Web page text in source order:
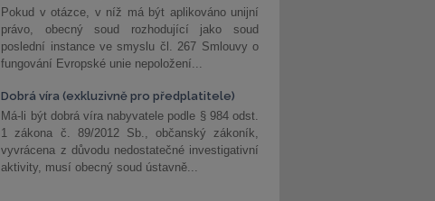
Pokud v otázce, v níž má být aplikováno unijní
právo, obecný soud rozhodující jako soud
poslední instance ve smyslu čl. 267 Smlouvy o
fungování Evropské unie nepoložení...
Dobrá víra (exkluzivně pro předplatitele)
Má-li být dobrá víra nabyvatele podle § 984 odst.
1 zákona č. 89/2012 Sb., občanský zákoník,
vyvrácena z důvodu nedostatečné investigativní
aktivity, musí obecný soud ústavně...